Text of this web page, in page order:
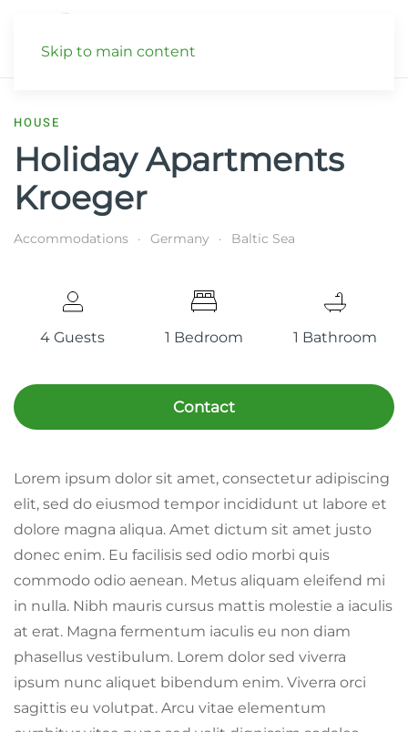
Skip to main content
HOUSE
Holiday Apartments
Kroeger
Accommodations Germany Baltic Sea
4 Guests 1 Bedroom 1 Bathroom
Contact
Lorem ipsum dolor sit amet, consectetur adipiscing
elit, sed do eiusmod tempor incididunt ut labore et
dolore magna aliqua. Amet dictum sit amet justo
donec enim. Eu facilisis sed odio morbi quis
commodo odio aenean. Metus aliquam eleifend mi
in nulla. Nibh mauris cursus mattis molestie a iaculis
at erat. Magna fermentum iaculis eu non diam
phasellus vestibulum. Lorem dolor sed viverra
ipsum nunc aliquet bibendum enim. Viverra orci
sagittis eu volutpat. Arcu vitae elementum